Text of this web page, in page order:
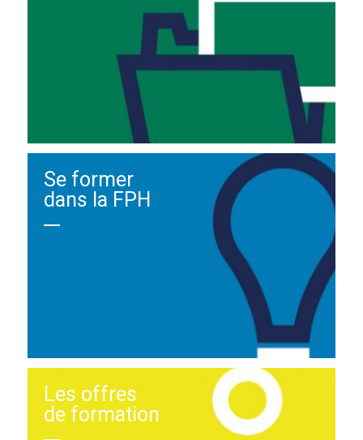
Se former
dans la FPH
Les offres
de formation